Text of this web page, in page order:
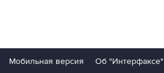
Мобильная версия Об "Интерфаксе"